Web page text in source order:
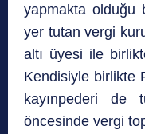
yapmakta olduğu
yer tutan vergi
altı üyesi ile
Kendisiyle birlikte
kayınpederi de
öncesinde vergi